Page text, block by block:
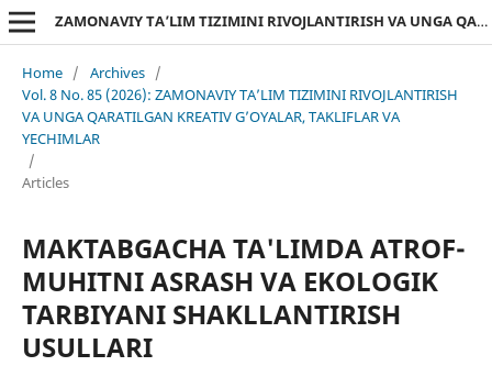
ZAMONAVIY TA’LIM TIZIMINI RIVOJLANTIRISH VA UNGA QARATILGAN KREATIV G’OYALAR, TAKLIFLAR VA YECHIMLAR
Home / Archives /
Vol. 8 No. 85 (2026): ZAMONAVIY TA’LIM TIZIMINI RIVOJLANTIRISH
VA UNGA QARATILGAN KREATIV G’OYALAR, TAKLIFLAR VA
YECHIMLAR
/
Articles
MAKTABGACHA TA'LIMDA ATROF-
MUHITNI ASRASH VA EKOLOGIK
TARBIYANI SHAKLLANTIRISH
USULLARI